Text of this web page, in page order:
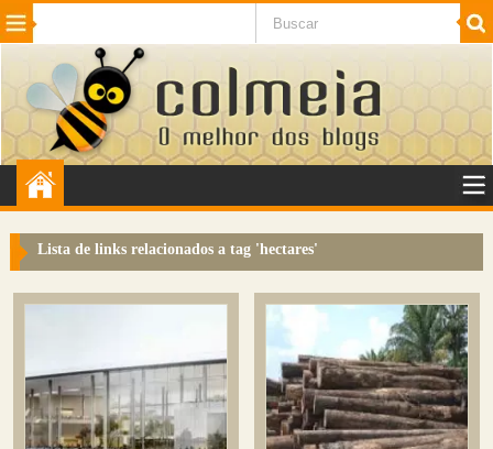
Beleza Cinema e TV
Internet Jogos NotÃ­cias SaÃºde
VeÃ­culos Adulto
Sugerir Link
Perguntas Frequentes
Sobre
Lista de links relacionados a tag 'hectares'